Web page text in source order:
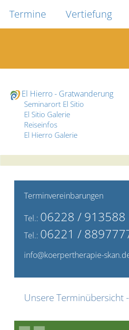
Termine Vertiefung
El Hierro - Gratwanderung
Seminarort El Sitio
El Sitio Galerie
Reiseinfos
El Hierro Galerie
Terminvereinbarungen
Tel.: 06228 / 913588
Tel.: 06221 /
info@koerpertherapie-
Unsere Terminübersicht